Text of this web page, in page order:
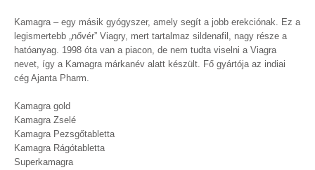
Kamagra – egy másik gyógyszer, amely segít a jobb erekciónak. Ez a
legismertebb „nővér” Viagry, mert tartalmaz sildenafil, nagy része a
hatóanyag. 1998 óta van a piacon, de nem tudta viselni a Viagra
nevet, így a Kamagra márkanév alatt készült. Fő gyártója az indiai
cég Ajanta Pharm.
Kamagra gold
Kamagra Zselé
Kamagra Pezsgőtabletta
Kamagra Rágótabletta
Superkamagra